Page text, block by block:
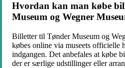
Hvordan kan man købe
Museum og Wegner
Billetter til Tønder Museum og
købes online via museets officielle
indgangen. Det anbefales at købe
der er særlige udstillinger eller